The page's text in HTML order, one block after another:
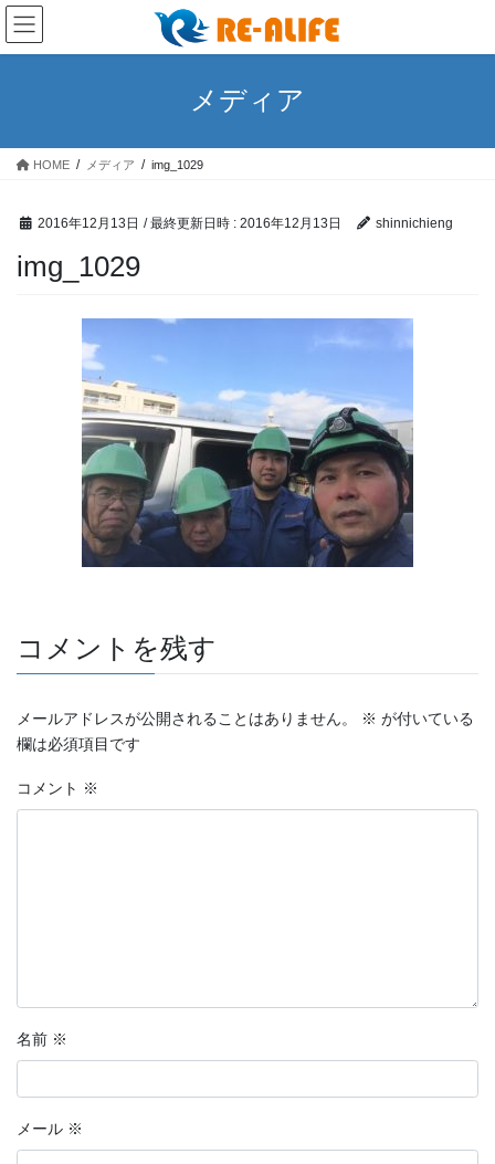
コ
ン
テ
ス
ナ
ビ
ゲ
ン
メディア
HOME メディア img_1029
2016年12月13日 / 最終更新日時 : 2016年12月13日 shinnichieng
img_1029
コメントを残す
メールアドレスが公開されることはありません。 ※ が付いている
欄は必須項目です
コメント ※
名前 ※
メール ※